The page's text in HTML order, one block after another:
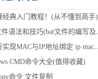
经典入门教程！(从不懂到高手)
语法和技巧(bat文件的编写及使用)
MAC与IP地址绑定 ip mac绑定 如何绑定m
CMD命令大全(值得收藏)
命令 文件复制